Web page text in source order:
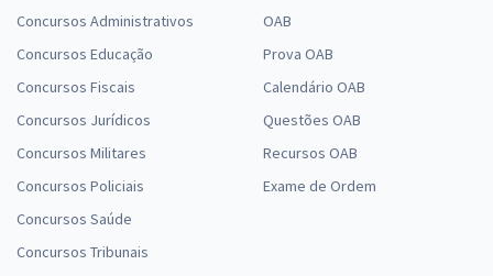
Concursos Administrativos
Concursos Educação
Concursos Fiscais
Concursos Jurídicos
Concursos Militares
Concursos Policiais
Concursos Saúde
Concursos Tribunais
OAB
Prova OAB
Calendário OAB
Questões OAB
Recursos OAB
Exame de Ordem